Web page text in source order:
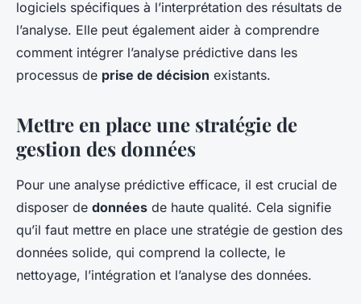
logiciels spécifiques à l’interprétation des résultats de
l’analyse. Elle peut également aider à comprendre
comment intégrer l’analyse prédictive dans les
processus de prise de décision existants.
Mettre en place une stratégie de
gestion des données
Pour une analyse prédictive efficace, il est crucial de
disposer de données de haute qualité. Cela signifie
qu’il faut mettre en place une stratégie de gestion des
données solide, qui comprend la collecte, le
nettoyage, l’intégration et l’analyse des données.